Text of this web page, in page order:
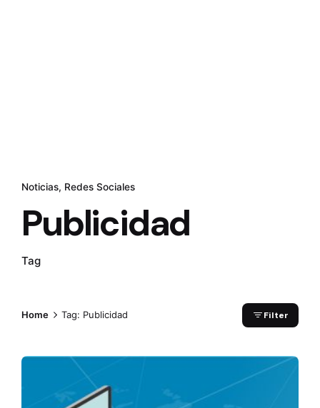
Noticias Redes Sociales
Publicidad
Tag
Home Tag: Publicidad Filter